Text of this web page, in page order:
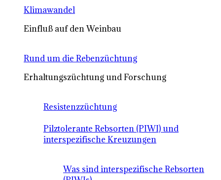
Klimawandel
Einfluß auf den Weinbau
Rund um die Rebenzüchtung
Erhaltungszüchtung und Forschung
Resistenzzüchtung
Pilztolerante Rebsorten (PIWI) und
interspezifische Kreuzungen
Was sind interspezifische Rebsorten